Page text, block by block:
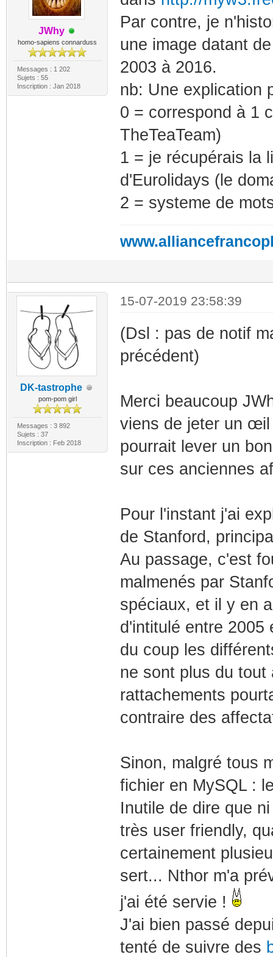
JWhy
homo-sapiens connarduss
Messages : 1 202
Sujets : 55
Inscription : Jan 2018
Par contre, je
une image datant
2003 à 2016.
nb: Une explication
0 = correspond à 1
TheTeaTeam)
1 = je récupérais la
d'Eurolidays (le
2 = systeme de
DK-tastrophe
pom-pom girl
Messages : 3 892
Sujets : 37
Inscription : Feb 2018
15-07-2019 23:58:39
(Dsl : pas de notif
précédent)
Merci beaucoup
viens de jeter un œil
pourrait lever un
sur ces anciennes
Pour l'instant j'ai
de Stanford,
Au passage, c'est
malmenés par
spéciaux, et il y en
d'intitulé entre 2005
du coup les
ne sont plus du tout
rattachements
contraire des
Sinon, malgré tous
fichier en MySQL :
Inutile de dire que
très user friendly,
certainement
sert... Nthor m'a
j'ai été servie !
J'ai bien passé
tenté de suivre des